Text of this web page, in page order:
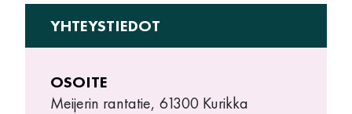
YHTEYSTIEDOT
OSOITE
Meijerin rantatie, 61300 Kurikka